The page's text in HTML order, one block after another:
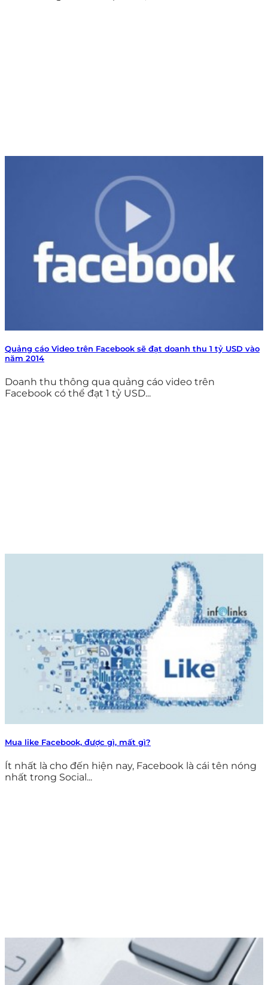
Quảng cáo Video trên Facebook sẽ đạt doanh thu 1 tỷ USD vào
năm 2014
Doanh thu thông qua quảng cáo video trên
Facebook có thể đạt 1 tỷ USD...
Mua like Facebook, được gì, mất gì?
Ít nhất là cho đến hiện nay, Facebook là cái tên nóng
nhất trong Social...